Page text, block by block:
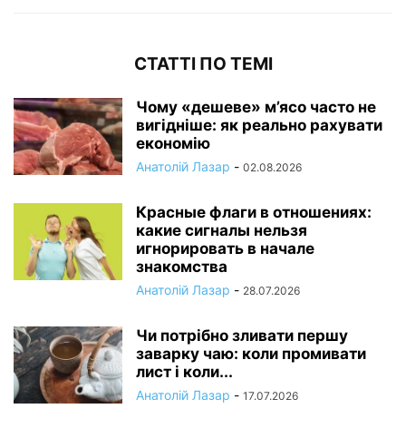
СТАТТІ ПО ТЕМІ
Чому «дешеве» м’ясо часто не
вигідніше: як реально рахувати
економію
Анатолій Лазар - 02.08.2026
Красные флаги в отношениях:
какие сигналы нельзя
игнорировать в начале
знакомства
Анатолій Лазар - 28.07.2026
Чи потрібно зливати першу
заварку чаю: коли промивати
лист і коли...
Анатолій Лазар - 17.07.2026